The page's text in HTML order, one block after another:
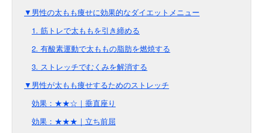
▼男性の太もも痩せに効果的なダイエットメニュー
1. 筋トレで太ももを引き締める
2. 有酸素運動で太ももの脂肪を燃焼する
3. ストレッチでむくみを解消する
▼男性が太もも痩せするためのストレッチ
効果：★★☆｜垂直座り
効果：★★★｜立ち前屈